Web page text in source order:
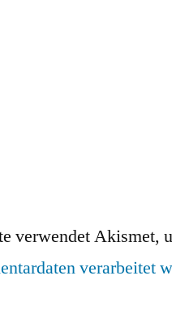
verwendet Akismet,
verarbeitet